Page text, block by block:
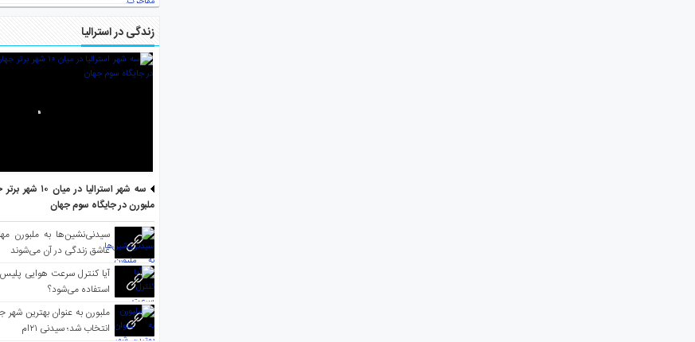
زندگی در استرالیا
سه شهر استرالیا
ملبورن در جایگاه سوم جهان
سیدنی‌نشین‌ها به ملبورن
عاشق زندگی در آن می‌شوند
آیا کنترل سرعت هوایی پلیس
استفاده می‌شود؟
انتخاب شد؛ سیدنی ۲۱‌ام